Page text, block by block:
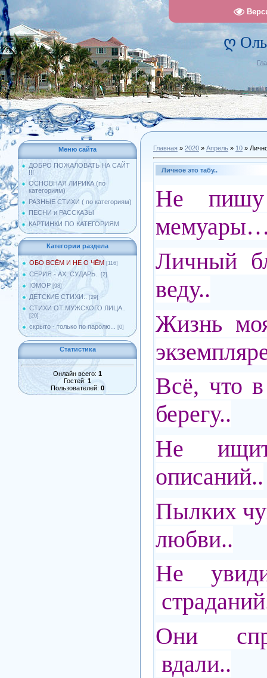
ღ
Меню сайта
ДОБРО ПОЖАЛОВАТЬ НА САЙТ
!!!
ОСНОВНАЯ ЛИРИКА (по
категориям)
РАЗНЫЕ СТИХИ ( по категориям)
ПЕСНИ и РАССКАЗЫ
КАРТИНКИ ПО КАТЕГОРИЯМ
Категории раздела
ОБО ВСЁМ И НЕ О ЧЁМ [116]
СЕРИЯ - АХ, СУДАРЬ.. [2]
ЮМОР [98]
ДЕТСКИЕ СТИХИ.. [29]
СТИХИ ОТ МУЖСКОГО ЛИЦА..
[20]
скрыто - только по паролю... [0]
Статистика
Онлайн всего: 1
Гостей: 1
Пользователей: 0
Главная » 2020 » Апрель » 10 »
Личное это табу..
Не
Личный
веду..
Жизнь
Всё, что
берегу..
Не
описаний..
Пылких
любви..
Не
Они
вдали..